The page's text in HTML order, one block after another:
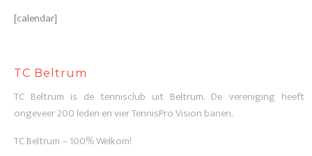
[calendar]
TC Beltrum
TC Beltrum is de tennisclub uit Beltrum. De vereniging heeft
ongeveer 200 leden en vier TennisPro Vision banen.
TC Beltrum – 100% Welkom!